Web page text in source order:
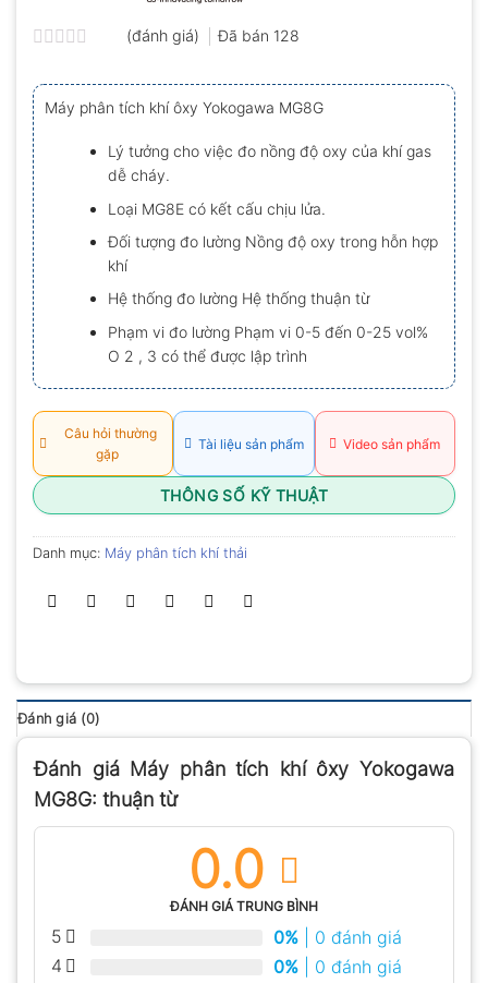
xếp
hạng
0.0
5
sao
(đánh giá) Đã bán 128
Máy phân tích khí ôxy Yokogawa MG8G
Lý tưởng cho việc đo nồng độ oxy của khí gas
dễ cháy.
Loại MG8E có kết cấu chịu lửa.
Đối tượng đo lường Nồng độ oxy trong hỗn hợp
khí
Hệ thống đo lường Hệ thống thuận từ
Phạm vi đo lường Phạm vi 0-5 đến 0-25 vol%
O 2 , 3 có thể được lập trình
Câu hỏi thường
gặp
Tài liệu sản phẩm Video sản phẩm
THÔNG SỐ KỸ THUẬT
Danh mục: Máy phân tích khí thải
Đánh giá (0)
Đánh giá Máy phân tích khí ôxy Yokogawa
MG8G: thuận từ
0.0
ĐÁNH GIÁ TRUNG BÌNH
5 0% | 0 đánh giá
4
0% | 0 đánh giá